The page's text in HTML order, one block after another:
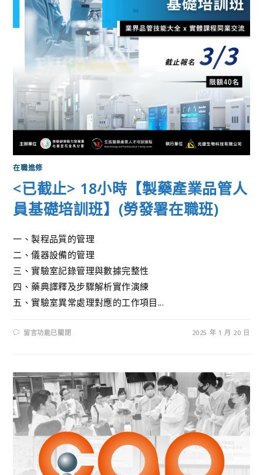
在職進修
<已截止> 18小時【製藥產業品管人
員基礎培訓班】(勞發署在職班)
一、製程品質的管理
二、儀器設備的管理
三、實驗室記錄管理與數據完整性
四、藥典譯釋及步驟解析實作演練
五、實驗室異常處理對應的工作項目...
留言功能已關閉 2025 年 1 月 20 日